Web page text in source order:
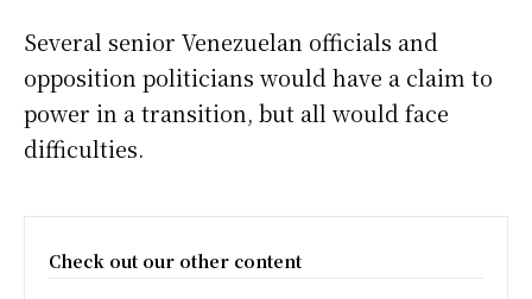
Several senior Venezuelan officials and
opposition politicians would have a claim to
power in a transition, but all would face
difficulties.
Check out our other content